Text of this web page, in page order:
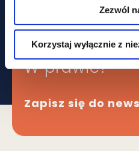
Zezwól
Korzystaj wyłącznie z
Obawiasz się,
że ominą Cię
W prawie?
Zapisz się do